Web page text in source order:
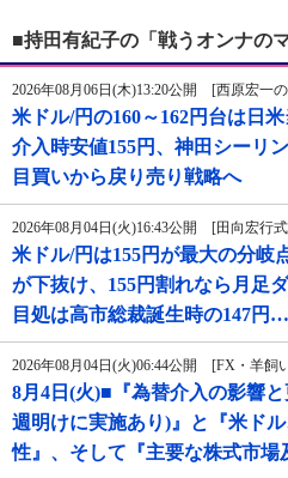
■持田有紀子の「戦うオンナの
2026年08月06日(木)13:20公開 [西原宏一
米ドル/円の160～162円台は日
介入時安値155円、神田シーリ
目買いから戻り売り戦略へ
2026年08月04日(火)16:43公開 [田向宏行
米ドル/円は155円が最大の分岐
が下抜け、155円割れなら月足
目処は高市総裁誕生時の147円…
2026年08月04日(火)06:44公開 [FX・羊飼
8月4日(火)■『為替介入の影響
週明けに実施あり)』と『米ド
性』、そして『主要な株式市